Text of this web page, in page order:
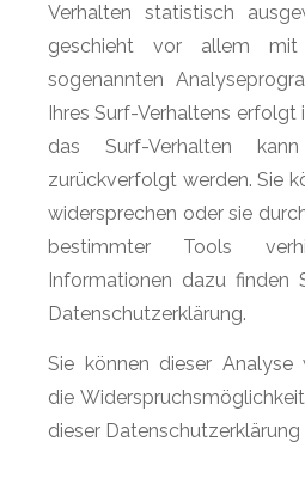
Verhalten statistisch
geschieht vor allem
sogenannten
Ihres Surf-Verhaltens erfolgt
das Surf-Verhalten
zurückverfolgt werden. Sie
widersprechen oder sie
bestimmter Tools
Informationen dazu finden
Datenschutzerklärung.
Sie können dieser Analyse
die
dieser Datenschutzerklärung